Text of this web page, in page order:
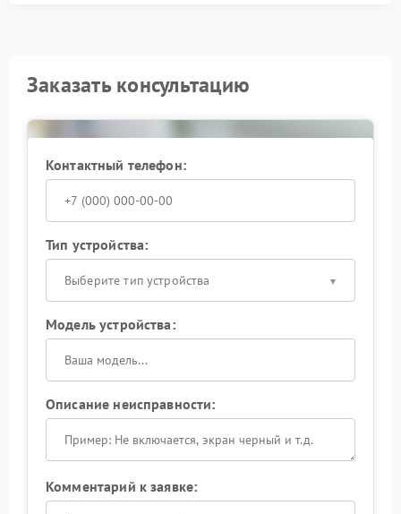
Заказать консультацию
Контактный телефон:
Тип устройства:
Выберите тип устройства
Модель устройства:
Описание неисправности:
Комментарий к заявке: